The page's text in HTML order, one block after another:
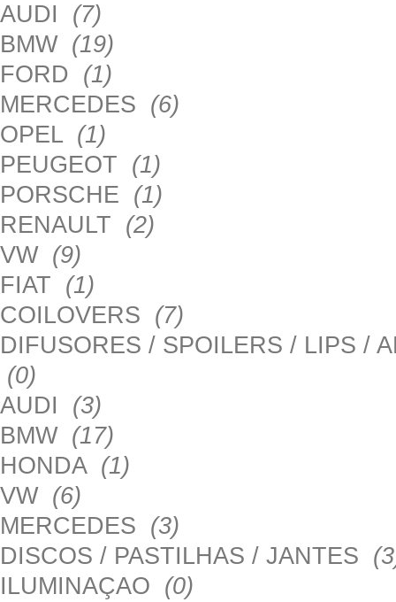
AUDI (7)
BMW (19)
FORD (1)
MERCEDES (6)
OPEL (1)
PEUGEOT (1)
PORSCHE (1)
RENAULT (2)
VW (9)
FIAT (1)
COILOVERS (7)
DIFUSORES / SPOILERS / LIPS /
(0)
AUDI (3)
BMW (17)
HONDA (1)
VW (6)
MERCEDES (3)
DISCOS / PASTILHAS / JANTES
ILUMINAÇAO (0)